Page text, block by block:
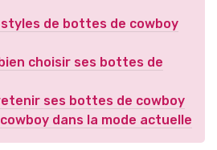
de bottes de cowboy
choisir ses bottes de
ses bottes de cowboy
dans la mode actuelle